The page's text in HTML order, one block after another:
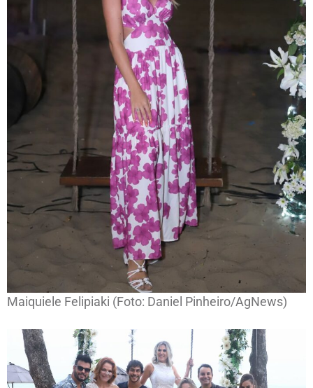
Maiquiele Felipiaki (Foto: Daniel Pinheiro/AgNews)